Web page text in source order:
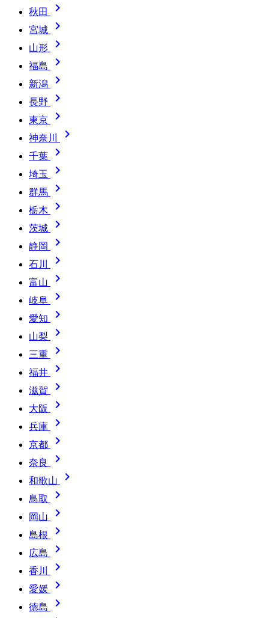
秋田 
宮城 
山形 
福島 
新潟 
長野 
東京 
神奈川 
千葉 
埼玉 
群馬 
栃木 
茨城 
静岡 
石川 
富山 
岐阜 
愛知 
山梨 
三重 
福井 
滋賀 
大阪 
兵庫 
京都 
奈良 
和歌山 
鳥取 
岡山 
島根 
広島 
香川 
愛媛 
徳島
